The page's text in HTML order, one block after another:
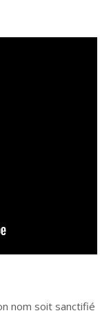
nom soit sanctifié